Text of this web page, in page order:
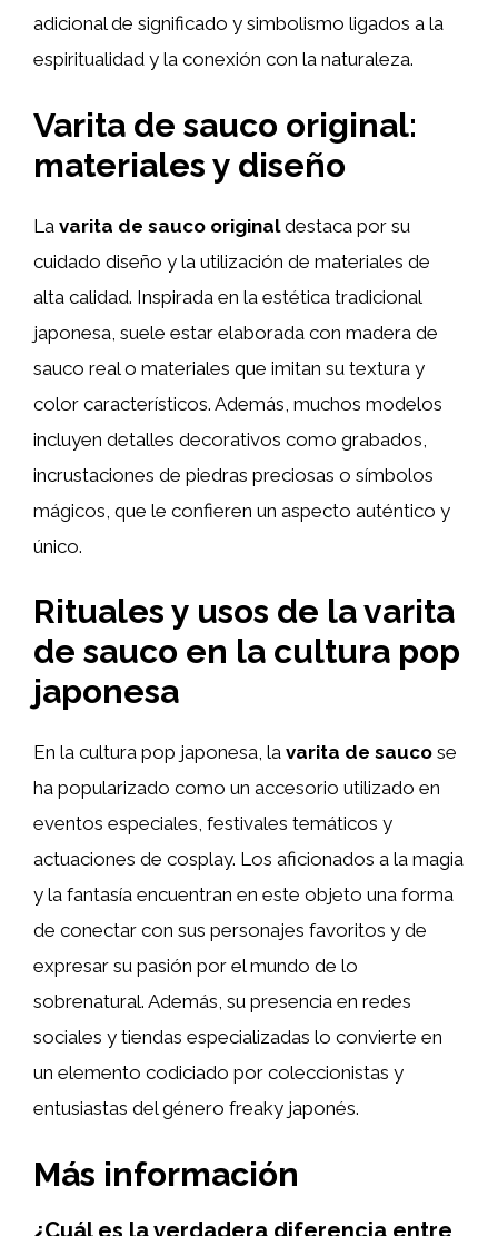
adicional de significado y simbolismo ligados a la
espiritualidad y la conexión con la naturaleza.
Varita de sauco original:
materiales y diseño
La varita de sauco originaldestaca por su
cuidado diseño y la utilización de materiales de
alta calidad. Inspirada en la estética tradicional
japonesa, suele estar elaborada con madera de
sauco real o materiales que imitan su textura y
color característicos. Además, muchos modelos
incluyen detalles decorativos como grabados,
incrustaciones de piedras preciosas o símbolos
mágicos, que le confieren un aspecto auténtico y
único.
Rituales y usos de la varita
de sauco en la cultura pop
japonesa
En la cultura pop japonesa, la varita de sauco se
ha popularizado como un accesorio utilizado en
eventos especiales, festivales temáticos y
actuaciones de cosplay. Los aficionados a la magia
y la fantasía encuentran en este objeto una forma
de conectar con sus personajes favoritos y de
expresar su pasión por el mundo de lo
sobrenatural. Además, su presencia en redes
sociales y tiendas especializadas lo convierte en
un elemento codiciado por coleccionistas y
entusiastas del género freaky japonés.
Más información
¿Cuál es la verdadera diferencia entre